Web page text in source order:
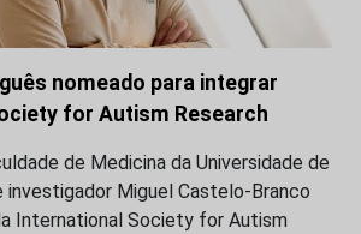
nomeado para integrar
for Autism Research
de Medicina da Universidade de
investigador Miguel Castelo-Branco
International Society for Autism